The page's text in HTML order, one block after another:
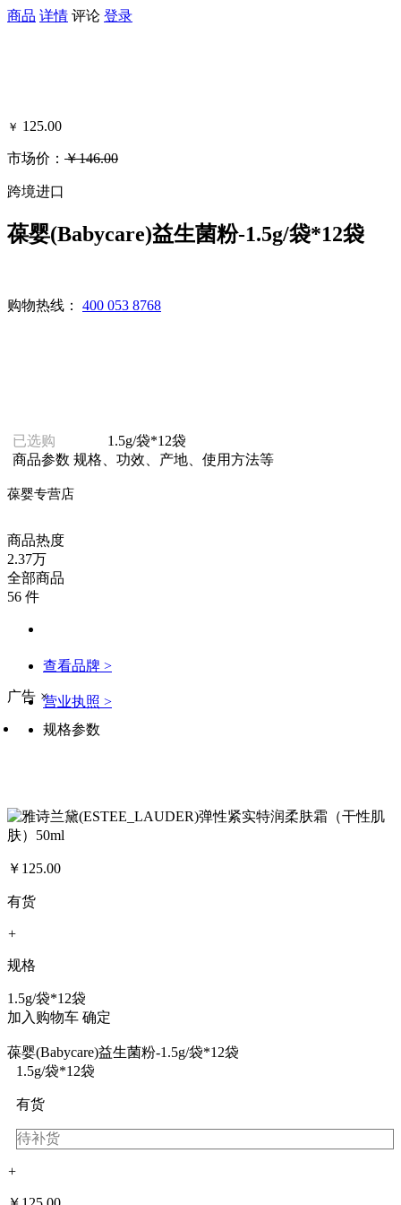
商品 详情 评论 登录
￥ 125.00
市场价： ￥146.00
跨境进口
葆婴(Babycare)益生菌粉-1.5g/袋*12袋
购物热线： 400 053 8768
已选购
1.5g/袋*12袋
商品参数 规格、功效、产地、使用方法等
葆婴专营店
商品热度
2.37万
全部商品
56 件
查看品牌 >
营业执照 >
广告 ×
规格参数
￥ 125.00
有货
+
规格
1.5g/袋*12袋
加入购物车 确定
葆婴(Babycare)益生菌粉-1.5g/袋*12袋
1.5g/袋*12袋
有货
待补货
+